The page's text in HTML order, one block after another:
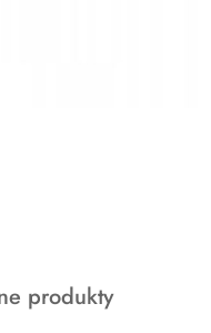
produkty